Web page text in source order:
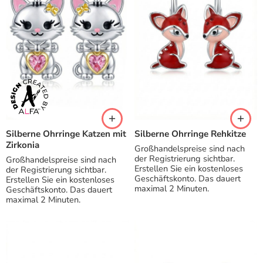
Silberne Ohrringe Katzen mit
Zirkonia
Großhandelspreise sind nach
der Registrierung sichtbar.
Erstellen Sie ein kostenloses
Geschäftskonto. Das dauert
maximal 2 Minuten.
Silberne Ohrringe Rehkitze
Großhandelspreise sind nach
der Registrierung sichtbar.
Erstellen Sie ein kostenloses
Geschäftskonto. Das dauert
maximal 2 Minuten.